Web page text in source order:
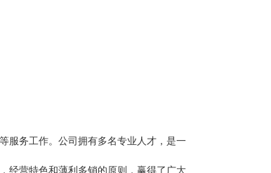
服务工作。公司拥有多名专业人才，是一
经营特色和薄利多销的原则，赢得了广大